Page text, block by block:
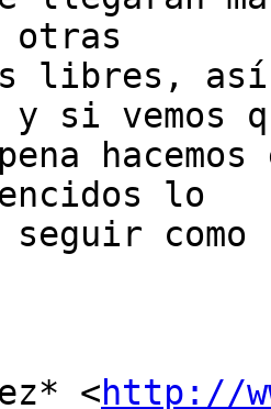
otras
libres,
y si vemos
lo
seguir como
<http://